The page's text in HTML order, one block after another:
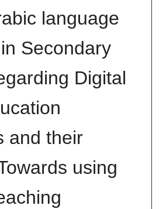
language
Secondary
Digital
and their
using